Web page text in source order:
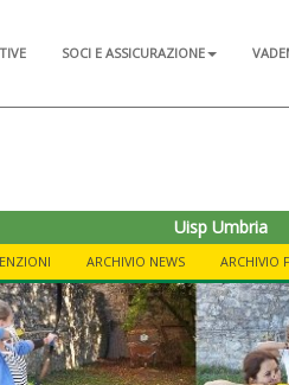
SOCI E ASSICURAZIONE
Uisp Umbria
ARCHIVIO NEWS ARCHIVIO